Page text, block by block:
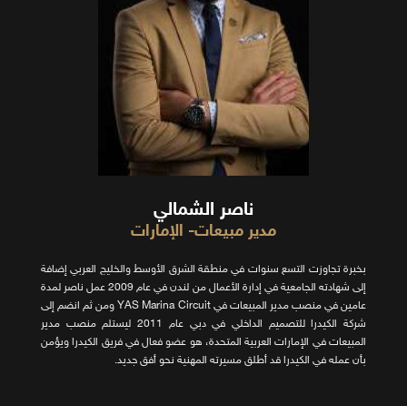
ناصر الشمالي
مدير مبيعات- الإمارات
بخبرة تجاوزت التسع سنوات في منطقة الشرق الأوسط والخليج العربي إضافة
إلى شهادته الجامعية في إدارة الأعمال من لندن في عام 2009 عمل ناصر لمدة
عامين في منصب مدير المبيعات في YAS Marina Circuit ومن ثم انضم إلى
شركة الكيدرا للتصميم الداخلي في دبي عام 2011 ليستلم منصب مدير
المبيعات في الإمارات العربية المتحدة، هو عضو فعال في فريق الكيدرا ويؤمن
بأن عمله في الكيدرا قد أطلق مسيرته المهنية نحو أفق جديد.